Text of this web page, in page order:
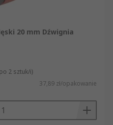
20 mm Dźwignia
2 sztuk/i)
37,89 zł/opakowanie